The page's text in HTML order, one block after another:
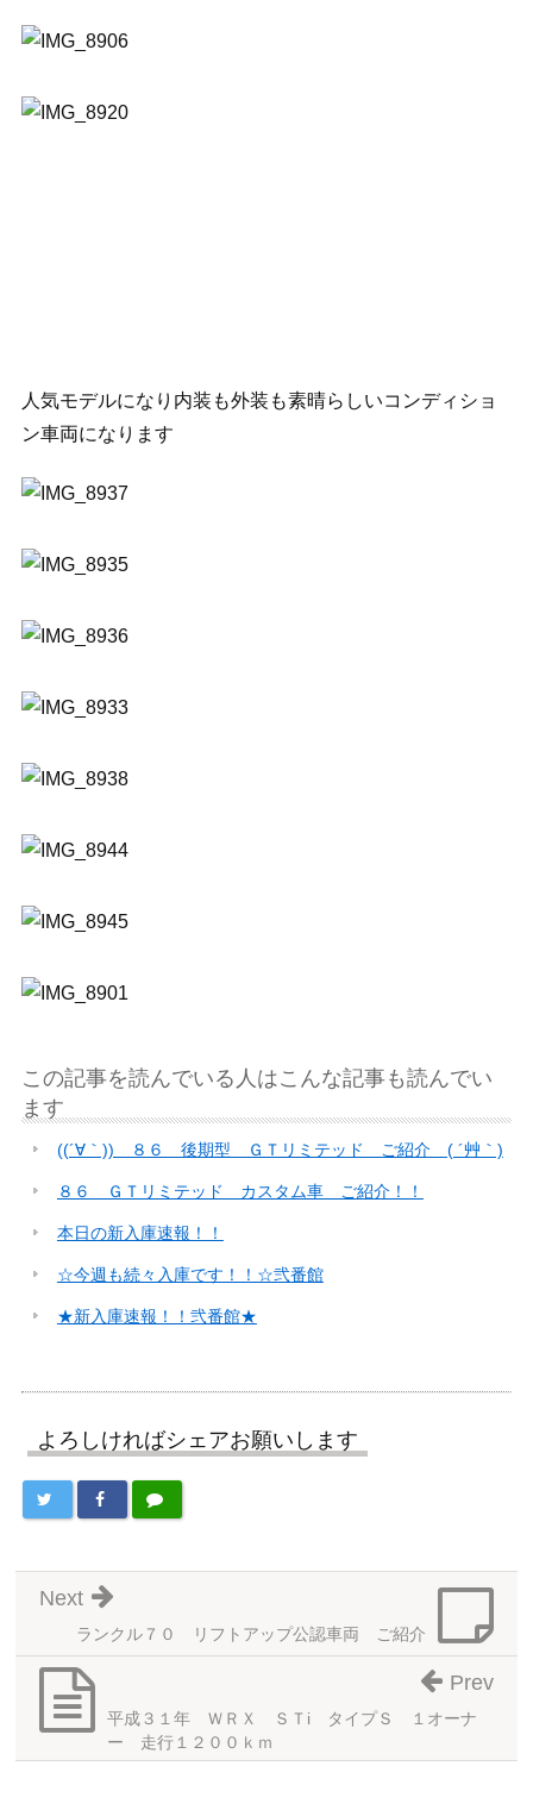
人気モデルになり内装も外装も素晴らしいコンディショ
ン車両になります
この記事を読んでいる人はこんな記事も読んでい
ます
((´∀｀)) ８６ 後期型 ＧＴリミテッド ご紹介 ( ´艸｀)
８６ ＧＴリミテッド カスタム車 ご紹介！！
本日の新入庫速報！！
☆今週も続々入庫です！！☆弐番館
★新入庫速報！！弐番館★
よろしければシェアお願いします
ランクル７０ リフトアップ公認車両 ご紹介
Next
平成３１年 ＷＲＸ ＳＴi タイプＳ １オーナ
ー 走行１２００ｋｍ
Prev